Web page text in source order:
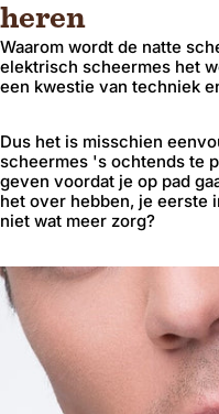
heren
Waarom wordt de natte
elektrisch scheermes het
een kwestie van techniek
Dus het is misschien
scheermes 's ochtends te
geven voordat je op pad
het over hebben, je eerste
niet wat meer zorg?